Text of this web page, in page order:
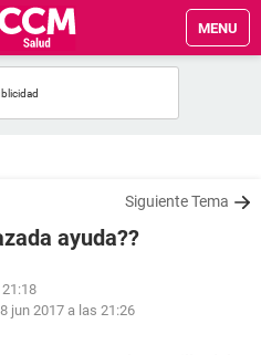
MENU
Siguiente Tema
ayuda??
8 jun 2017 a las 21:26